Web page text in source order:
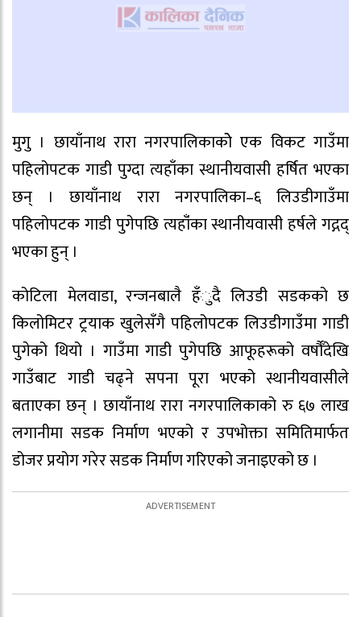
मुगु । छायाँनाथ रारा नगरपालिकाकोे एक विकट गाउँमा
पहिलोपटक गाडी पुग्दा त्यहाँका स्थानीयवासी हर्षित भएका
छन् । छायाँनाथ रारा नगरपालिका–६ लिउडीगाउँमा
पहिलोपटक गाडी पुगेपछि त्यहाँंका स्थानीयवासी हर्षले गद्गद्
भएका हुन् ।
कोटिला मेलवाडा, रन्जनबालै हँुदै लिउडी सडकको छ
किलोमिटर ट्रयाक खुलेसँगै पहिलोपटक लिउडीगाउँमा गाडी
पुगेको थियो । गाउँमा गाडी पुगेपछि आफूहरूको वर्षौँदेखि
गाउँबाट गाडी चढ्ने सपना पूरा भएको स्थानीयवासीले
बताएका छन् । छायाँनाथ रारा नगरपालिकाको रु ६७ लाख
लगानीमा सडक निर्माण भएको र उपभोक्ता समितिमार्फत
डोजर प्रयोग गरेर सडक निर्माण गरिएको जनाइएको छ ।